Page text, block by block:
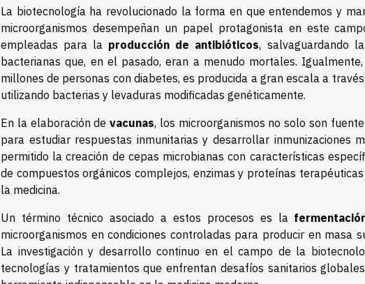
La biotecnología ha revolucionado la forma en que entendemos y
microorganismos desempeñan un papel protagonista en este
empleadas para la producción de antibióticos, salvaguardando
bacterianas que, en el pasado, eran a menudo mortales.
millones de personas con diabetes, es producida a gran escala a
utilizando bacterias y levaduras modificadas genéticamente.
En la elaboración devacunas, los microorganismos no solo son
para estudiar respuestas inmunitarias y desarrollar inmunizaciones
permitido la creación de cepas microbianas con características
de compuestos orgánicos complejos, enzimas y proteínas
la medicina.
Un término técnico asociado a estos procesos es la
microorganismos en condiciones controladas para producir en masa
La investigación y desarrollo continuo en el campo de la
tecnologías y tratamientos que enfrentan desafíos sanitarios